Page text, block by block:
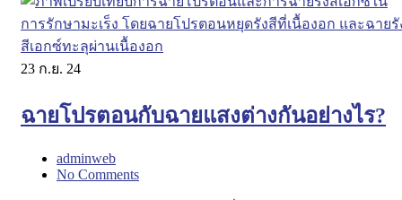
23 ก.ย. 24
ฉายโปรตอนกับฉายแสงต่างกันอย่างไร?
adminweb
No Comments